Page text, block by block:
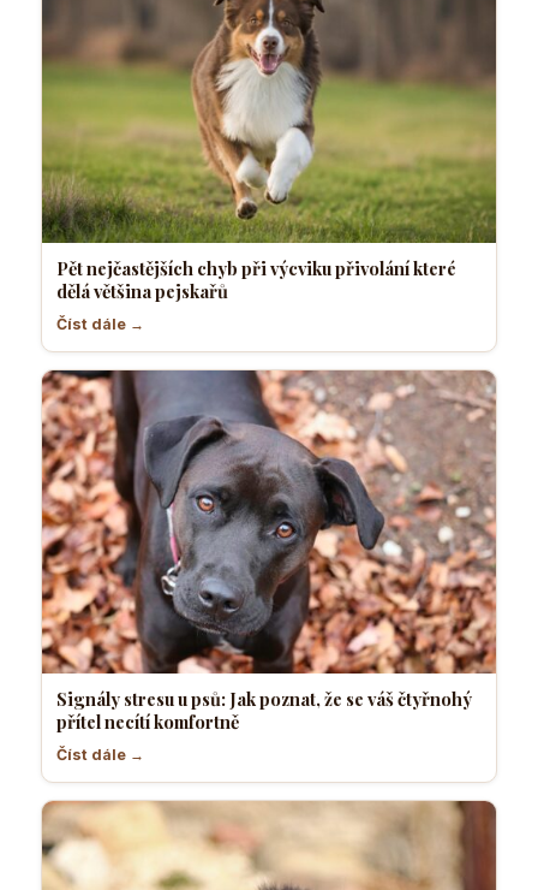
Pět nejčastějších chyb při výcviku přivolání které
dělá většina pejskařů
Číst dále →
Signály stresu u psů: Jak poznat, že se váš čtyřnohý
přítel necítí komfortně
Číst dále →